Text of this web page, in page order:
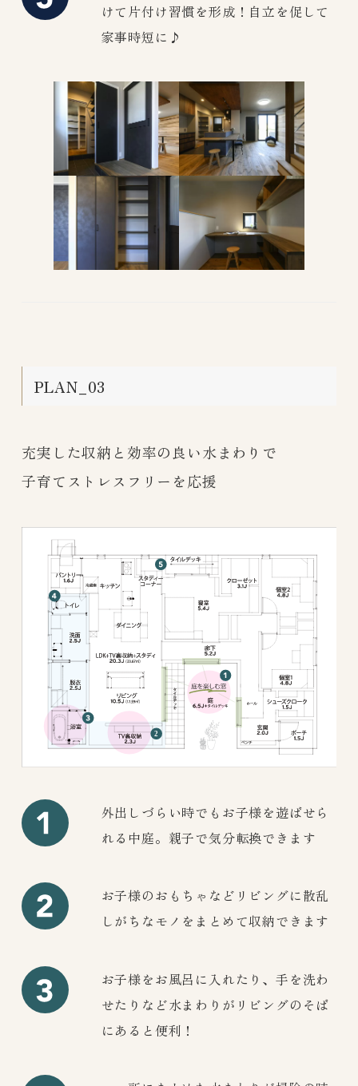
けて片付け習慣を形成！自立を促して
家事時短に♪
PLAN_03
充実した収納と効率の良い水まわりで
子育てストレスフリーを応援
外出しづらい時でもお子様を遊ばせら
れる中庭。親子で気分転換できます
お子様のおもちゃなどリビングに散乱
しがちなモノをまとめて収納できます
お子様をお風呂に入れたり、手を洗わ
せたりなど水まわりがリビングのそば
にあると便利！